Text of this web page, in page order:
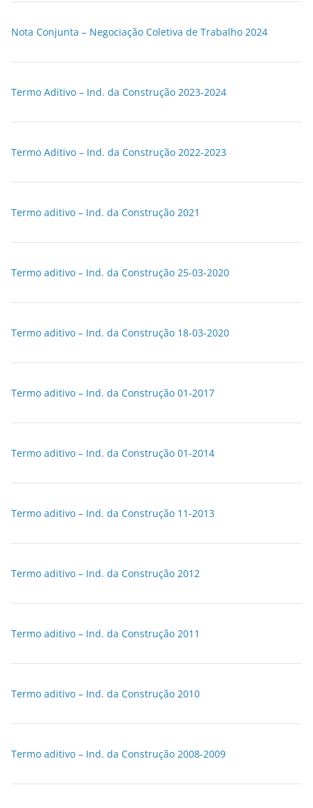
Nota Conjunta – Negociação Coletiva de Trabalho 2024
Termo Aditivo – Ind. da Construção 2023-2024
Termo Aditivo – Ind. da Construção 2022-2023
Termo aditivo – Ind. da Construção 2021
Termo aditivo – Ind. da Construção 25-03-2020
Termo aditivo – Ind. da Construção 18-03-2020
Termo aditivo – Ind. da Construção 01-2017
Termo aditivo – Ind. da Construção 01-2014
Termo aditivo – Ind. da Construção 11-2013
Termo aditivo – Ind. da Construção 2012
Termo aditivo – Ind. da Construção 2011
Termo aditivo – Ind. da Construção 2010
Termo aditivo – Ind. da Construção 2008-2009